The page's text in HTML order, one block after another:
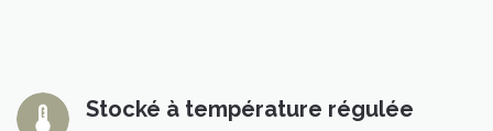
Stocké à température régulée